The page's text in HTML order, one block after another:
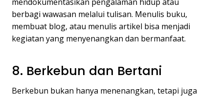
berbagi wawasan melalui tulisan. Menulis buku,
membuat blog, atau menulis artikel bisa menjadi
kegiatan yang menyenangkan dan bermanfaat.
8. Berkebun dan Bertani
Berkebun bukan hanya menenangkan, tetapi juga